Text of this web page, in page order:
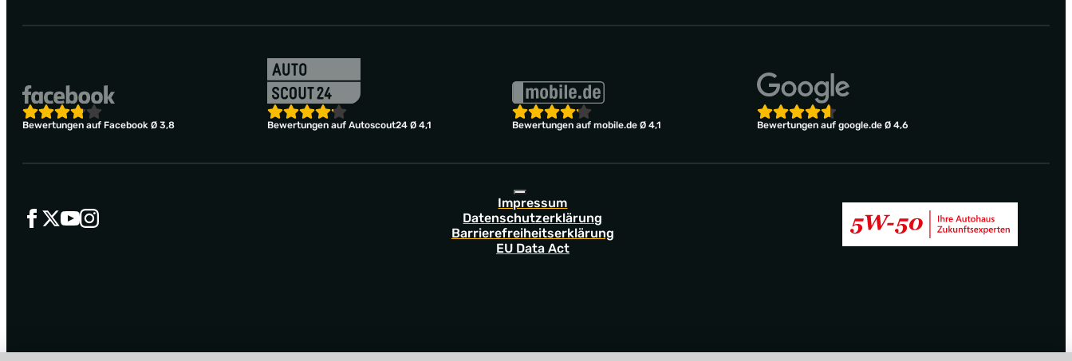
Bewertungen auf Facebook Ø 3,8 Bewertungen auf Autoscout24 Ø 4,1 Bewertungen auf mobile.de Ø 4,1 Bewertungen auf google.de Ø 4,6
Impressum
Datenschutzerklärung
Barrierefreiheitserklärung
EU Data Act